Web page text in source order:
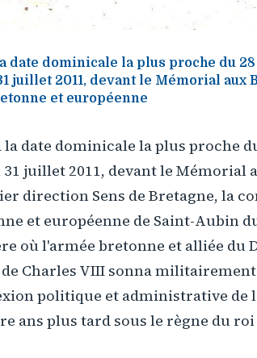
date dominicale la plus proche du
juillet 2011, devant le Mémorial aux
et européenne
la date dominicale la plus proche
juillet 2011, devant le Mémorial
direction Sens de Bretagne, la
et européenne de Saint-Aubin
où l'armée bretonne et alliée du
Charles VIII sonna
politique et administrative de
ans plus tard sous le règne du